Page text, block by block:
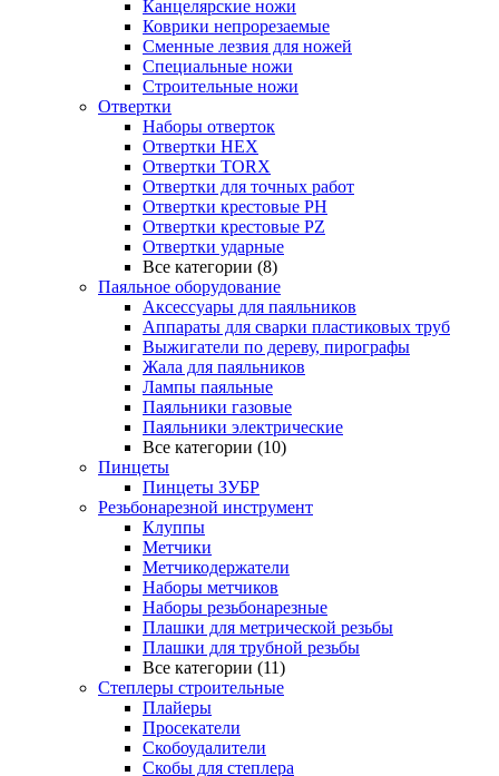
Канцелярские ножи
Коврики непрорезаемые
Сменные лезвия для ножей
Специальные ножи
Строительные ножи
Отвертки
Наборы отверток
Отвертки HEX
Отвертки TORX
Отвертки для точных работ
Отвертки крестовые PH
Отвертки крестовые PZ
Отвертки ударные
Все категории (8)
Паяльное оборудование
Аксессуары для паяльников
Аппараты для сварки пластиковых труб
Выжигатели по дереву, пирографы
Жала для паяльников
Лампы паяльные
Паяльники газовые
Паяльники электрические
Все категории (10)
Пинцеты
Пинцеты ЗУБР
Резьбонарезной инструмент
Клуппы
Метчики
Метчикодержатели
Наборы метчиков
Наборы резьбонарезные
Плашки для метрической резьбы
Плашки для трубной резьбы
Все категории (11)
Степлеры строительные
Плайеры
Просекатели
Скобоудалители
Скобы для степлера